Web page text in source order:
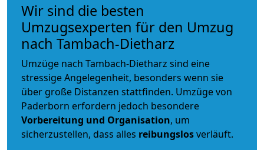
Wir sind die besten
Umzugsexperten für den Umzug
nach Tambach-Dietharz
Umzüge nach Tambach-Dietharz sind eine
stressige Angelegenheit, besonders wenn sie
über große Distanzen stattfinden. Umzüge von
Paderborn erfordern jedoch besondere
Vorbereitung und Organisation, um
sicherzustellen, dass alles reibungslosverläuft.